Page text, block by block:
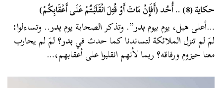
حكاية (8) .. أُحُد (أَفَإِنْ مَاتَ أَوْ قُتِلَ انْقَلَبْتُمْ عَلَى أَعْقَابِكُمْ)
…أعلى هبل، يوم بيومبدر”. وتذكر الصحابة يومبدر.. وتساءلوا:
لمَ لم تنزل الملائكة لتساندنا كما حدث فيبدر؟ لمَ لم يحارب
معنا حيزوم ورفاقه؟ ربما لأنهم انقلبوا على أعقابهم،…